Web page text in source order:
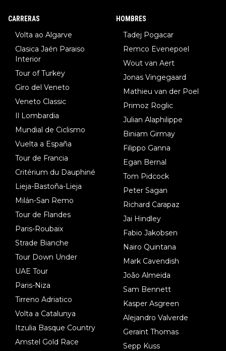
CARRERAS
Volta ao Algarve
Clasica Jaén Paraiso
Interior
Tour of Turkey
Giro del Veneto
Veneto Classic
Il Lombardia
Mundial de Ciclismo
Vuelta a España
Tour de Francia
Critérium du Dauphiné
Lieja-Bastoña-Lieja
Milán-San Remo
Tour de Flandes
Paris-Roubaix
Strade Bianche
Tour Down Under
UAE Tour
Paris-Niza
Tirreno Adriatico
Volta a Catalunya
Itzulia Basque Country
Amstel Gold Race
HOMBRES
Tadej Pogacar
Remco Evenepoel
Wout van Aert
Jonas Vingegaard
Mathieu van der Poel
Primoz Roglic
Julian Alaphilippe
Biniam Girmay
Filippo Ganna
Egan Bernal
Tom Pidcock
Peter Sagan
Richard Carapaz
Jai Hindley
Fabio Jakobsen
Nairo Quintana
Mark Cavendish
João Almeida
Sam Bennett
Kasper Asgreen
Alejandro Valverde
Geraint Thomas
Sepp Kuss